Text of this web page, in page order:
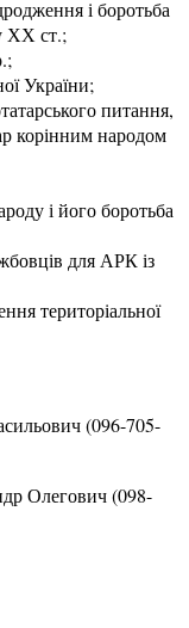
і боротьба
ХХ ст.;
України;
питання,
корінним народом
і його боротьба
для АРК із
територіальної
(096-705-
(098-